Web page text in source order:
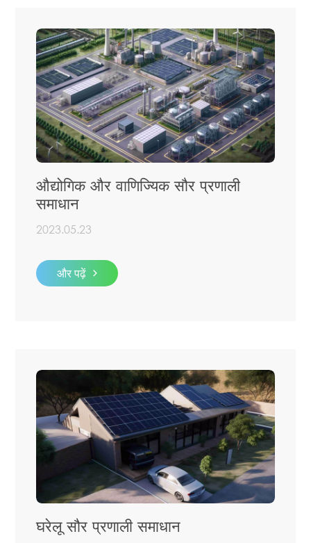
औद्योगिक और वाणिज्यिक सौर प्रणाली
समाधान
2023.05.23
और पढ़ें
घरेलू सौर प्रणाली समाधान